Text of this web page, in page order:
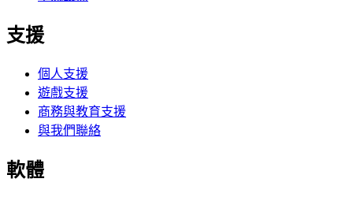
支援
個人支援
遊戲支援
商務與教育支援
與我們聯絡
軟體